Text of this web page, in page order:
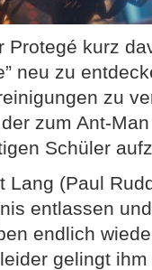
Protegé kurz
neu zu
zu
zum Ant-
Schüler
Lang (Paul
entlassen
endlich
gelingt